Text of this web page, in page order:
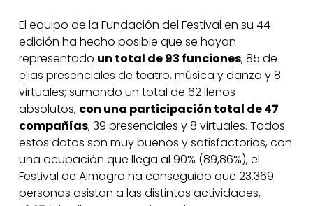
El equipo de la Fundación del Festival en su 44
edición ha hecho posible que se hayan
representado un total de 93 funciones, 85 de
ellas presenciales de teatro, música y danza y 8
virtuales; sumando un total de 62 llenos
absolutos, con una participación total de 47
compañías, 39 presenciales y 8 virtuales. Todos
estos datos son muy buenos y satisfactorios, con
una ocupación que llega al 90% (89,86%), el
Festival de Almagro ha conseguido que 23.369
personas asistan a las distintas actividades,